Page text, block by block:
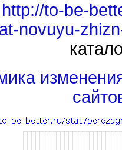
http://to-be-
novuyu-